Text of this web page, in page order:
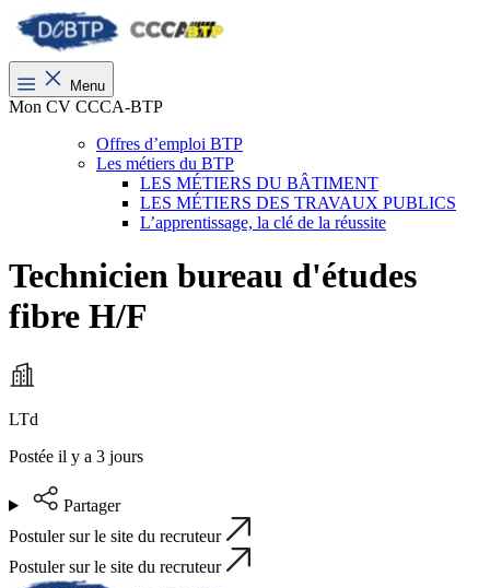
Menu
Mon CV CCCA-BTP
Offres d’emploi BTP
Les métiers du BTP
LES MÉTIERS DU BÂTIMENT
LES MÉTIERS DES TRAVAUX PUBLICS
L’apprentissage, la clé de la réussite
Technicien bureau d'études
fibre H/F
LTd
Postée il y a 3 jours
Partager
Postuler sur le site du recruteur
Postuler sur le site du recruteur